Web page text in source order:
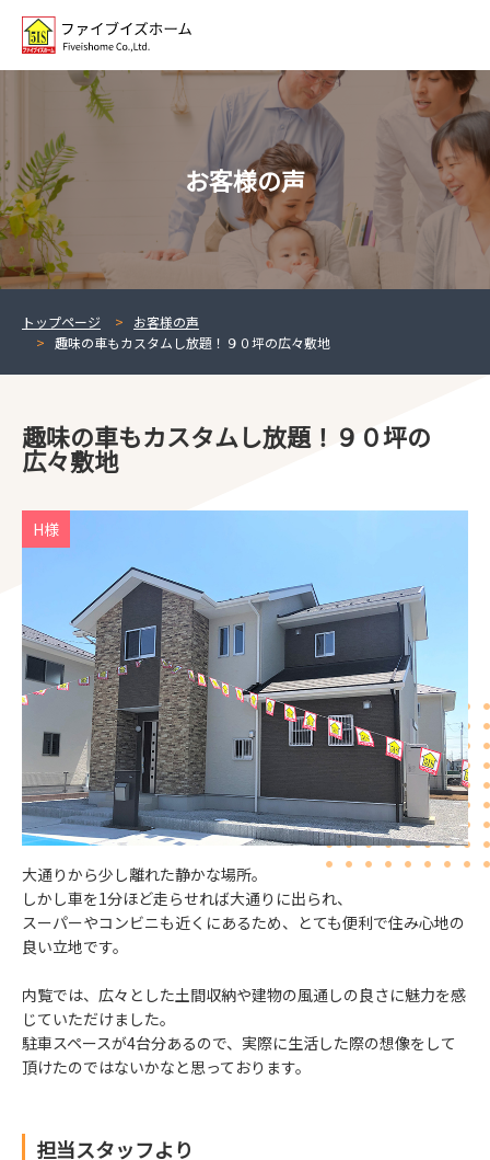
お客様の声
トップページ
お客様の声
趣味の車もカスタムし放題！９０坪の広々敷地
趣味の車もカスタムし放題！９０坪の
広々敷地
大通りから少し離れた静かな場所。
しかし車を1分ほど走らせれば大通りに出られ、
スーパーやコンビニも近くにあるため、とても便利で住み心地の
良い立地です。
内覧では、広々とした土間収納や建物の風通しの良さに魅力を感
じていただけました。
駐車スペースが4台分あるので、実際に生活した際の想像をして
頂けたのではないかなと思っております。
H様
担当スタッフより